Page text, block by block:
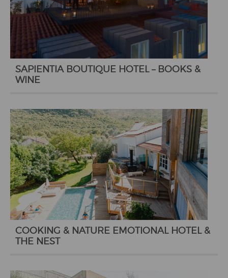
SAPIENTIA BOUTIQUE HOTEL – BOOKS &
WINE
COOKING & NATURE EMOTIONAL HOTEL &
THE NEST